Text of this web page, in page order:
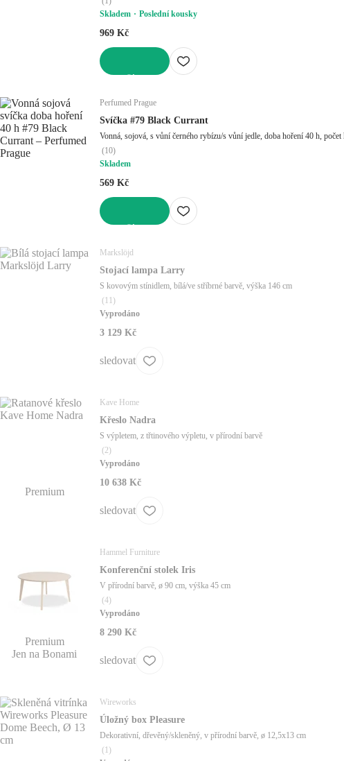
Skladem
Poslední kousky
969 Kč
Perfumed Prague
Svíčka #79 Black Currant
Vonná, sojová, s vůní černého rybízu/s vůní jedle, doba hoření 40 h,
(10)
Skladem
569 Kč
Markslöjd
Stojací lampa Larry
S kovovým stínidlem, bílá/ve stříbrné barvě, výška 146 cm
(11 )
Vyprodáno
3 129 Kč
sledovat
Premium
Kave Home
Křeslo Nadra
S výpletem, z třtinového výpletu, v přírodní barvě
(2)
Vyprodáno
10 638 Kč
sledovat
Premium
Jen na Bonami
Hammel Furniture
Konferenční stolek Iris
V přírodní barvě, ø 90 cm, výška 45 cm
(4)
Vyprodáno
8 290 Kč
sledovat
Wireworks
Úložný box Pleasure
Dekorativní, dřevěný/skleněný, v přírodní barvě, ø 12,5x13 cm
(1 )